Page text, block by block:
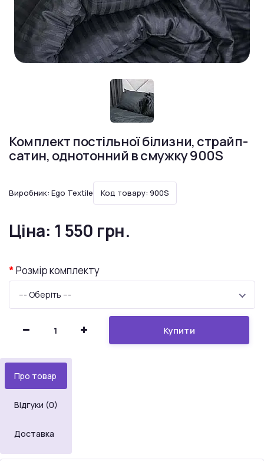
Комплект постільної білизни, страйп-
сатин, однотонний в смужку 900S
Виробник: Ego Textile Код товару: 900S
Ціна: 1 550 грн.
Розмір комплекту
--- Оберіть ---
Купити
Про товар
Відгуки (0)
Доставка